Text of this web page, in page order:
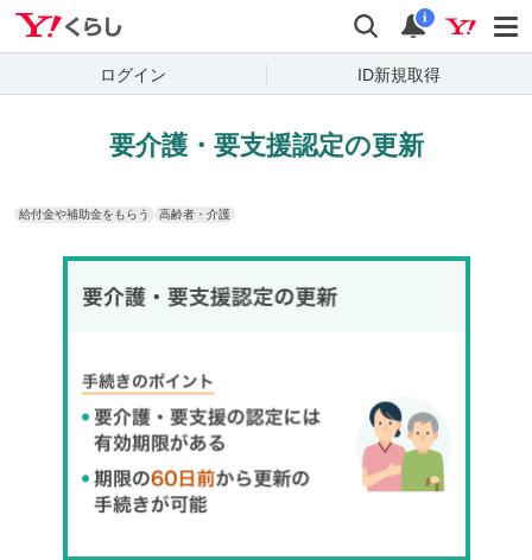
検索 通知
i
ログイン ID新規取得
要介護・要支援認定の更新
給付金や補助金をもらう 高齢者・介護